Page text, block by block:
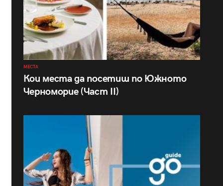
МЕСТА
Кои места да посетиш по Южното
Черноморие (Част II)